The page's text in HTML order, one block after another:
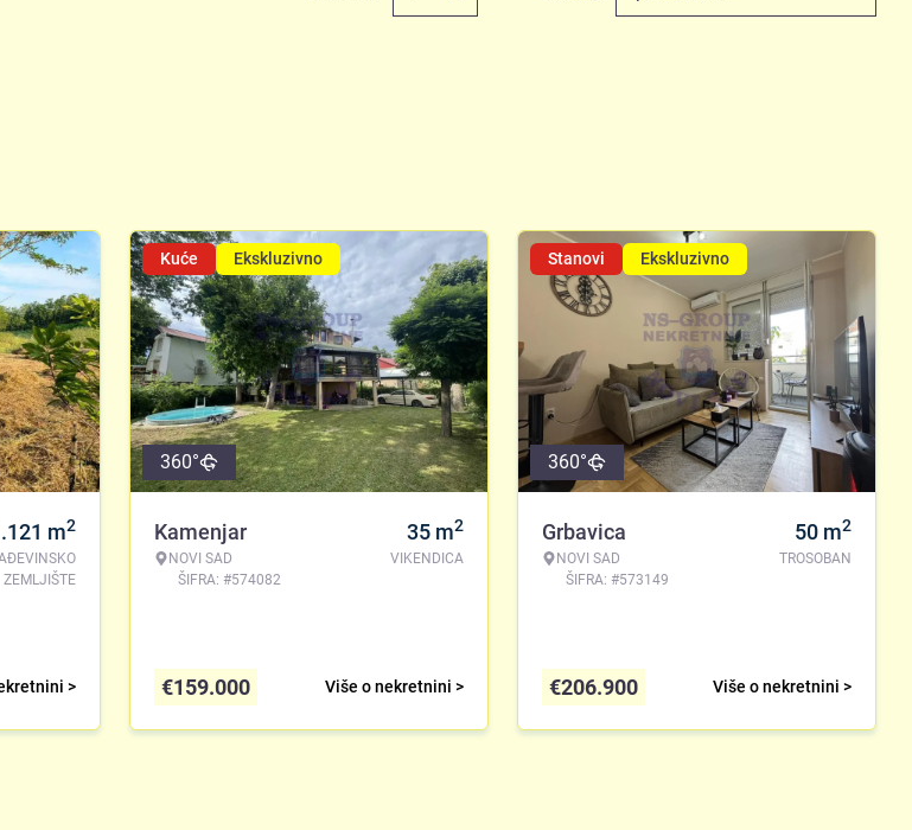
m2
ZEMLJIŠTE
>
Kuće Ekskluzivno
360°
Kamenjar
NOVI SAD
ŠIFRA: #574082
35 m2
VIKENDICA
Više o nekretnini >
€159.000
Stanovi Ekskluzivno
360°
Grbavica
NOVI SAD
ŠIFRA: #573149
50 m2
TROSOBAN
Više o nekretnini >
€206.900